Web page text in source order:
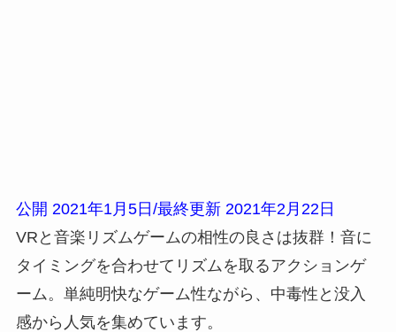
公開 2021年1月5日/最終更新 2021年2月22日
VRと音楽リズムゲームの相性の良さは抜群！音に
タイミングを合わせてリズムを取るアクションゲ
ーム。単純明快なゲーム性ながら、中毒性と没入
感から人気を集めています。